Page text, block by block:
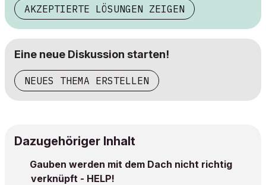
AKZEPTIERTE LÖSUNGEN ZEIGEN
Eine neue Diskussion starten!
NEUES THEMA ERSTELLEN
Dazugehöriger Inhalt
Gauben werden mit dem Dach nicht richtig
verknüpft - HELP!